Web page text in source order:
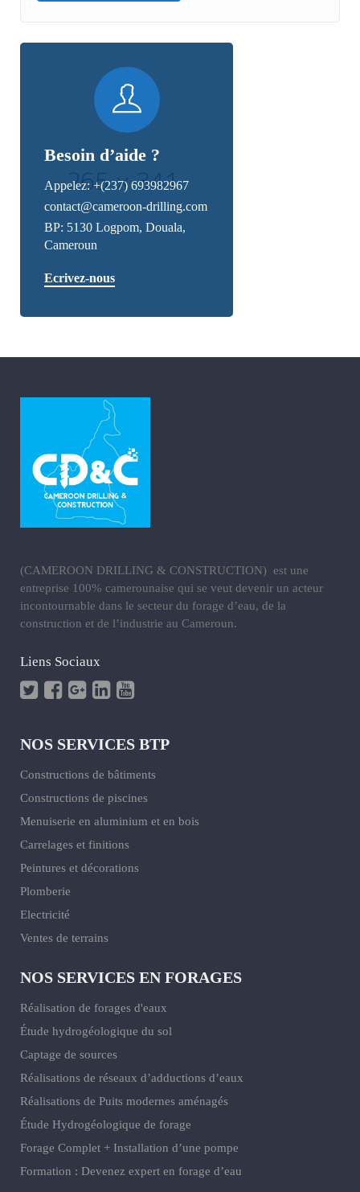
Besoin d’aide ?
Appelez: +(237) 693982967
contact@cameroon-drilling.com
BP: 5130 Logpom, Douala,
Cameroun
Ecrivez-nous
(CAMEROON DRILLING & CONSTRUCTION) est une
entreprise 100% camerounaise qui se veut devenir un acteur
incontournable dans le secteur du forage d’eau, de la
construction et de l’industrie au Cameroun.
Liens Sociaux
NOS SERVICES BTP
Constructions de bâtiments
Constructions de piscines
Menuiserie en aluminium et en bois
Carrelages et finitions
Peintures et décorations
Plomberie
Electricité
Ventes de terrains
NOS SERVICES EN FORAGES
Réalisation de forages d'eaux
Étude hydrogéologique du sol
Captage de sources
Réalisations de réseaux d’adductions d’eaux
Réalisations de Puits modernes aménagés
Étude Hydrogéologique de forage
Forage Complet + Installation d’une pompe
Formation : Devenez expert en forage d’eau